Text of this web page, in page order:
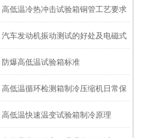
多少？
高低温冷热冲击试验箱铜管工艺要求
汽车发动机振动测试的好处及电磁式
振动台的核心应用
防爆高低温试验箱标准
高低温循环检测箱制冷压缩机日常保
养办法
高低温快速温变试验箱制冷原理